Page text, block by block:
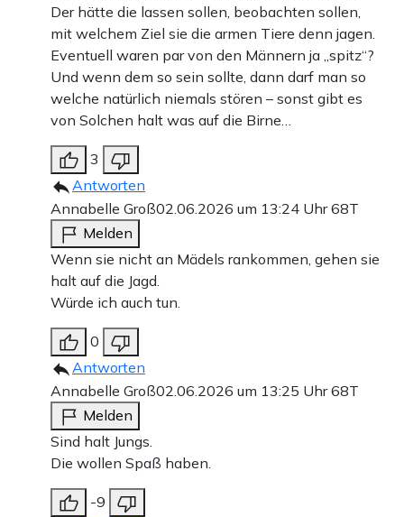
Der hätte die lassen sollen, beobachten sollen,
mit welchem Ziel sie die armen Tiere denn jagen.
Eventuell waren par von den Männern ja „spitz“?
Und wenn dem so sein sollte, dann darf man so
welche natürlich niemals stören – sonst gibt es
von Solchen halt was auf die Birne…
3
Antworten
Annabelle Groß02.06.2026 um 13:24 Uhr68T
Melden
Wenn sie nicht an Mädels rankommen, gehen sie
halt auf die Jagd.
Würde ich auch tun.
0
Antworten
Annabelle Groß02.06.2026 um 13:25 Uhr68T
Melden
Sind halt Jungs.
Die wollen Spaß haben.
-9